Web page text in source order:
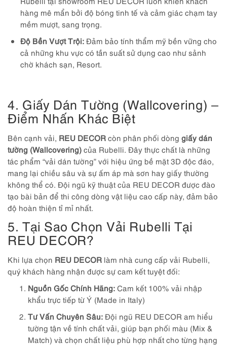
hàng mê mẩn bởi độ bóng tinh tế và cảm giác chạm tay
mềm mượt, sang trọng.
Độ Bền Vượt Trội: Đảm bảo tính thẩm mỹ bền vững cho
cả những khu vực có tần suất sử dụng cao như sảnh
chờ khách sạn, Resort.
4. Giấy Dán Tường (Wallcovering) –
Điểm Nhấn Khác Biệt
Bên cạnh vải, REU DECOR còn phân phối dòng giấy dán
tường (Wallcovering) của Rubelli. Đây thực chất là những
tác phẩm “vải dán tường” với hiệu ứng bề mặt 3D độc đáo,
mang lại chiều sâu và sự ấm áp mà sơn hay giấy thường
không thể có. Đội ngũ kỹ thuật của REU DECOR được đào
tạo bài bản để thi công dòng vật liệu cao cấp này, đảm bảo
độ hoàn thiện tỉ mỉ nhất.
5. Tại Sao Chọn Vải Rubelli Tại
REU DECOR?
Khi lựa chọn REU DECOR làm nhà cung cấp vải Rubelli,
quý khách hàng nhận được sự cam kết tuyệt đối:
Nguồn Gốc Chính Hãng: Cam kết 100% vải nhập
khẩu trực tiếp từ Ý (Made in Italy)
Tư Vấn Chuyên Sâu: Đội ngũ REU DECOR am hiểu
tường tận về tính chất vải, giúp bạn phối màu (Mix &
Match) và chọn chất liệu phù hợp nhất cho từng hạng